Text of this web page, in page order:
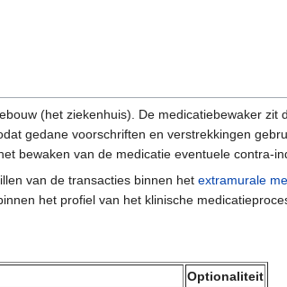
(het ziekenhuis). De medicatiebewaker zit
gedane voorschriften en verstrekkingen
bewaken van de medicatie eventuele contra-
van de transacties binnen het extramurale
het profiel van het klinische
Optionaliteit